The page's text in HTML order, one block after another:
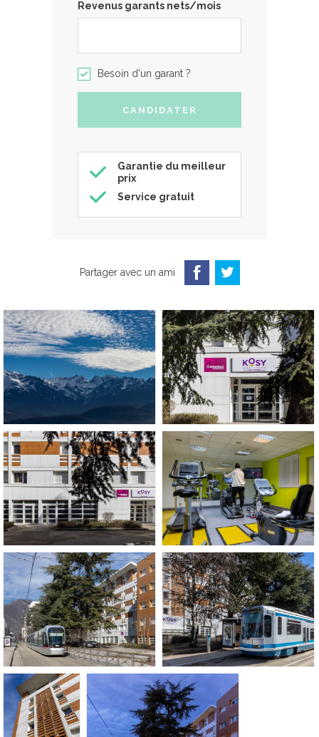
Revenus garants nets/mois
Besoin d'un garant ?
Garantie du meilleur
prix
Service gratuit
Partager avec un ami